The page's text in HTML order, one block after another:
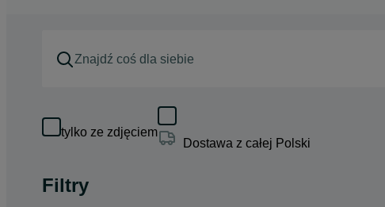
tylko ze zdjęciem
Dostawa z całej Polski
Filtry